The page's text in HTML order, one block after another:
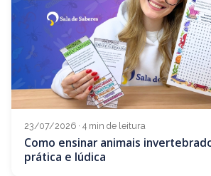
23/07/2026 · 4 min de leitura
Como ensinar animais
prática e lúdica